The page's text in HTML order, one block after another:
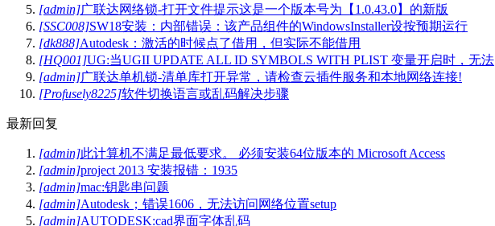
[admin]广联达网络锁-打开文件提示这是一个版本号为【1.0.43.0】的新版
[SSC008]SW18安装：内部错误：该产品组件的WindowsInstaller设按预期运行
[dk888]Autodesk：激活的时候点了借用，但实际不能借用
[HQ001]UG:当UGII UPDATE ALL ID SYMBOLS WITH PLIST 变量开启时，无法
[admin]广联达单机锁-清单库打开异常，请检查云插件服务和本地网络连接!
[Profusely8225]软件切换语言或乱码解决步骤
最新回复
[admin]此计算机不满足最低要求。 必须安装64位版本的 Microsoft Access
[admin]project 2013 安装报错：1935
[admin]mac:钥匙串问题
[admin]Autodesk；错误1606，无法访问网络位置setup
[admin]AUTODESK:cad界面字体乱码